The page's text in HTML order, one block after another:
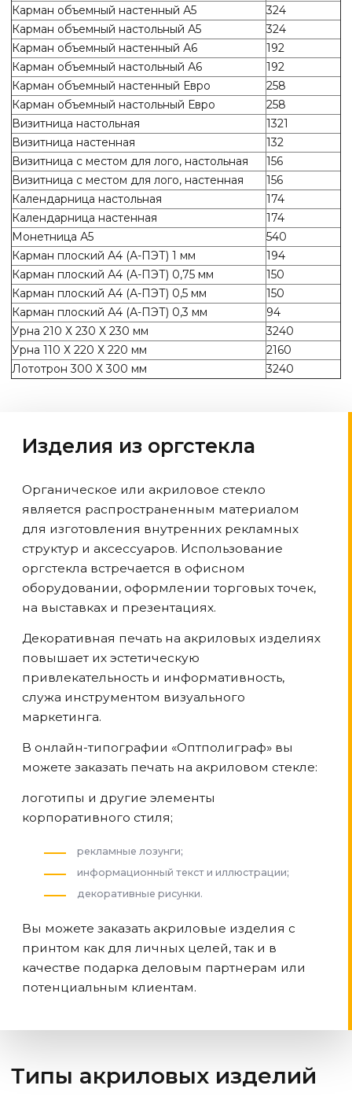
Карман объемный настенный А5
324
Карман объемный настольный А5
324
Карман объемный настенный А6
192
Карман объемный настольный А6
192
Карман объемный настенный Евро
258
Карман объемный настольный Евро
258
Визитница настольная
1321
Визитница настенная
132
Визитница с местом для лого, настольная
156
Визитница с местом для лого, настенная
156
Календарница настольная
174
Календарница настенная
174
Монетница А5
540
Карман плоский А4 (А-ПЭТ) 1 мм
194
Карман плоский А4 (А-ПЭТ) 0,75 мм
150
Карман плоский А4 (А-ПЭТ) 0,5 мм
150
Карман плоский А4 (А-ПЭТ) 0,3 мм
94
Урна 210 Х 230 Х 230 мм
3240
Урна 110 Х 220 Х 220 мм
2160
Лототрон 300 Х 300 мм
3240
Изделия из оргстекла
Органическое или акриловое стекло
является распространенным материалом
для изготовления внутренних рекламных
структур и аксессуаров. Использование
оргстекла встречается в офисном
оборудовании, оформлении торговых точек,
на выставках и презентациях.
Декоративная печать на акриловых изделиях
повышает их эстетическую
привлекательность и информативность,
служа инструментом визуального
маркетинга.
В онлайн-типографии «Оптполиграф» вы
можете заказать печать на акриловом стекле:
логотипы и другие элементы
корпоративного стиля;
рекламные лозунги;
информационный текст и иллюстрации;
декоративные рисунки.
Вы можете заказать акриловые изделия с
принтом как для личных целей, так и в
качестве подарка деловым партнерам или
потенциальным клиентам.
Типы акриловых изделий